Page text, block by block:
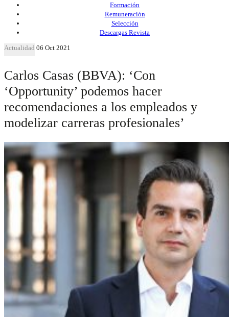
Formación
Remuneración
Selección
Descargas Revista
Actualidad 06 Oct 2021
Carlos Casas (BBVA): ‘Con
‘Opportunity’ podemos hacer
recomendaciones a los empleados y
modelizar carreras profesionales’